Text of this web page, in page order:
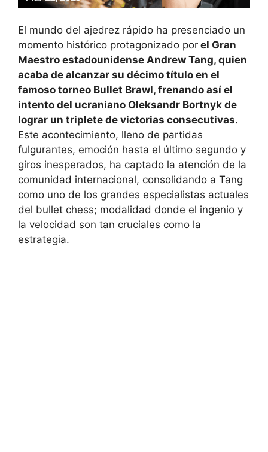
El mundo del ajedrez rápido ha presenciado un
momento histórico protagonizado por el Gran
Maestro estadounidense Andrew Tang, quien
acaba de alcanzar su décimo título en el
famoso torneo Bullet Brawl, frenando así el
intento del ucraniano Oleksandr Bortnyk de
lograr un triplete de victorias consecutivas.
Este acontecimiento, lleno de partidas
fulgurantes, emoción hasta el último segundo y
giros inesperados, ha captado la atención de la
comunidad internacional, consolidando a Tang
como uno de los grandes especialistas actuales
del bullet chess; modalidad donde el ingenio y
la velocidad son tan cruciales como la
estrategia.